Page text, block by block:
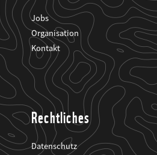
Jobs
Organisation
Kontakt
Rechtliches
Datenschutz